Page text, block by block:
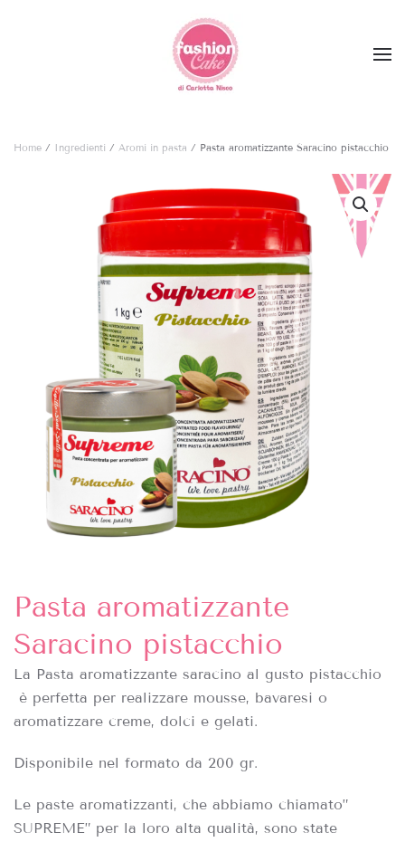
Skip to main content
Home / Ingredienti / Aromi in pasta / Pasta aromatizzante Saracino pistacchio
Pasta aromatizzante
Saracino pistacchio
La Pasta aromatizzante saracino al gusto pistacchio
è perfetta per realizzare mousse, bavaresi o
aromatizzare creme, dolci e gelati.
Disponibile nel formato da 200 gr.
Le paste aromatizzanti, che abbiamo chiamato”
SUPREME” per la loro alta qualità, sono state